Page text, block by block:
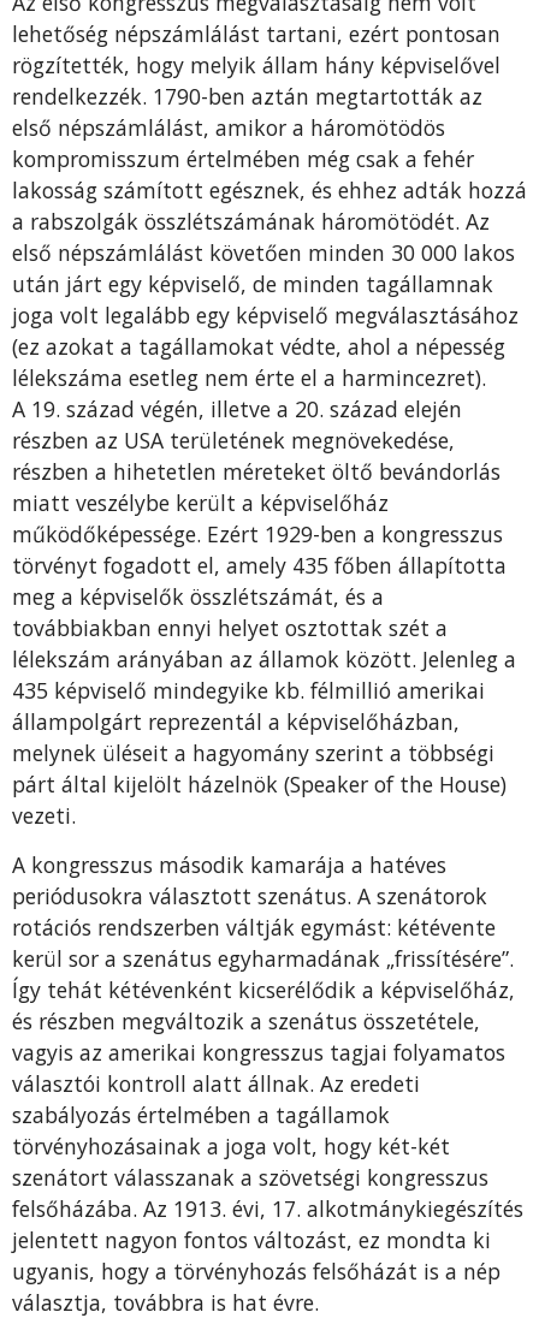
lehetőség népszámlálást tartani, ezért pontosan
rögzítették, hogy melyik állam hány képviselővel
rendelkezzék. 1790-ben aztán megtartották az
első népszámlálást, amikor a háromötödös
kompromisszum értelmében még csak a fehér
lakosság számított egésznek, és ehhez adták hozzá
a rabszolgák összlétszámának háromötödét. Az
első népszámlálást követően minden 30 000 lakos
után járt egy képviselő, de minden tagállamnak
joga volt legalább egy képviselő megválasztásához
(ez azokat a tagállamokat védte, ahol a népesség
lélekszáma esetleg nem érte el a harmincezret).
A 19. század végén, illetve a 20. század elején
részben az USA területének megnövekedése,
részben a hihetetlen méreteket öltő bevándorlás
miatt veszélybe került a képviselőház
működőképessége. Ezért 1929-ben a kongresszus
törvényt fogadott el, amely 435 főben állapította
meg a képviselők összlétszámát, és a
továbbiakban ennyi helyet osztottak szét a
lélekszám arányában az államok között. Jelenleg a
435 képviselő mindegyike kb. félmillió amerikai
állampolgárt reprezentál a képviselőházban,
melynek üléseit a hagyomány szerint a többségi
párt által kijelölt házelnök (Speaker of the House)
vezeti.
A kongresszus második kamarája a hatéves
periódusokra választott szenátus. A szenátorok
rotációs rendszerben váltják egymást: kétévente
kerül sor a szenátus egyharmadának „frissítésére”.
Így tehát kétévenként kicserélődik a képviselőház,
és részben megváltozik a szenátus összetétele,
vagyis az amerikai kongresszus tagjai folyamatos
választói kontroll alatt állnak. Az eredeti
szabályozás értelmében a tagállamok
törvényhozásainak a joga volt, hogy két-két
szenátort válasszanak a szövetségi kongresszus
felsőházába. Az 1913. évi, 17. alkotmánykiegészítés
jelentett nagyon fontos változást, ez mondta ki
ugyanis, hogy a törvényhozás felsőházát is a nép
választja, továbbra is hat évre.